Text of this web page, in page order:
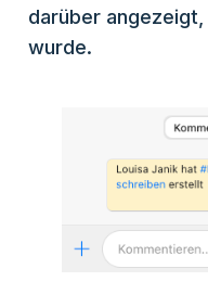
darüber
wurde.